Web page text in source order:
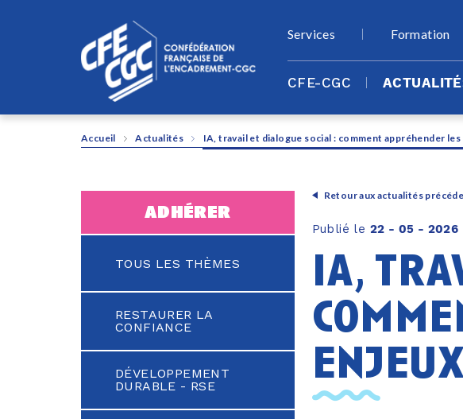
CFE-CGC
Services Formation
Accueil Actualités IA, travail et dialogue social : comment appréhender les
adhérer
TOUS LES THÈMES
RESTAURER LA
CONFIANCE
DÉVELOPPEMENT
DURABLE - RSE
Retour aux actualités
Publié le 22 - 05 - 2026
ia,